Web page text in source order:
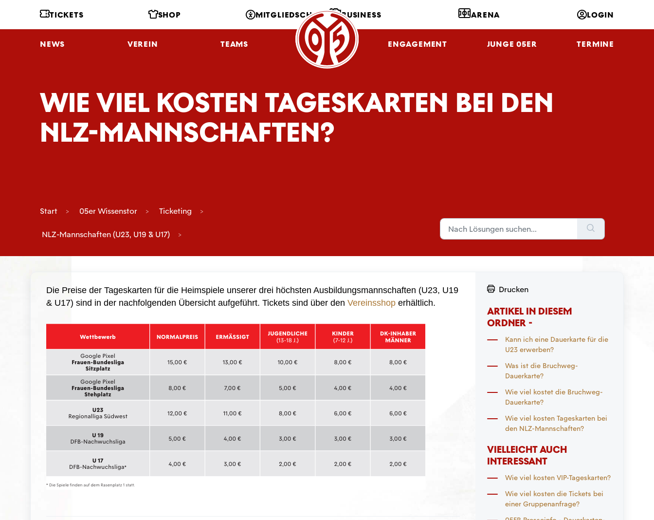
TICKETS SHOP MITGLIEDSCHAFT BUSINESS ARENA LOGIN
NEWS VEREIN TEAMS NLZ FANS ENGAGEMENT JUNGE 05ER TERMINE
WIE VIEL KOSTEN TAGESKARTEN BEI DEN
NLZ-MANNSCHAFTEN?
Start 05er Wissenstor Ticketing
NLZ-Mannschaften (U23, U19 & U17)
Die Preise der Tageskarten für die Heimspiele unserer drei höchsten Ausbildungsmannschaften (U23, U19
& U17) sind in der nachfolgenden Übersicht aufgeführt. Tickets sind über den Vereinsshop erhältlich.
Drucken
ARTIKEL IN DIESEM
ORDNER -
Kann ich eine Dauerkarte für die
U23 erwerben?
Was ist die Bruchweg-
Dauerkarte?
Wie viel kostet die Bruchweg-
Dauerkarte?
Wie viel kosten Tageskarten bei
den NLZ-Mannschaften?
VIELLEICHT AUCH
INTERESSANT
Wie viel kosten VIP-Tageskarten?
Wie viel kosten die Tickets bei
einer Gruppenanfrage?